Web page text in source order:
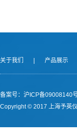
关于我们 产品展示
备案号：沪ICP备09008140
Copyright © 2017 上海予英